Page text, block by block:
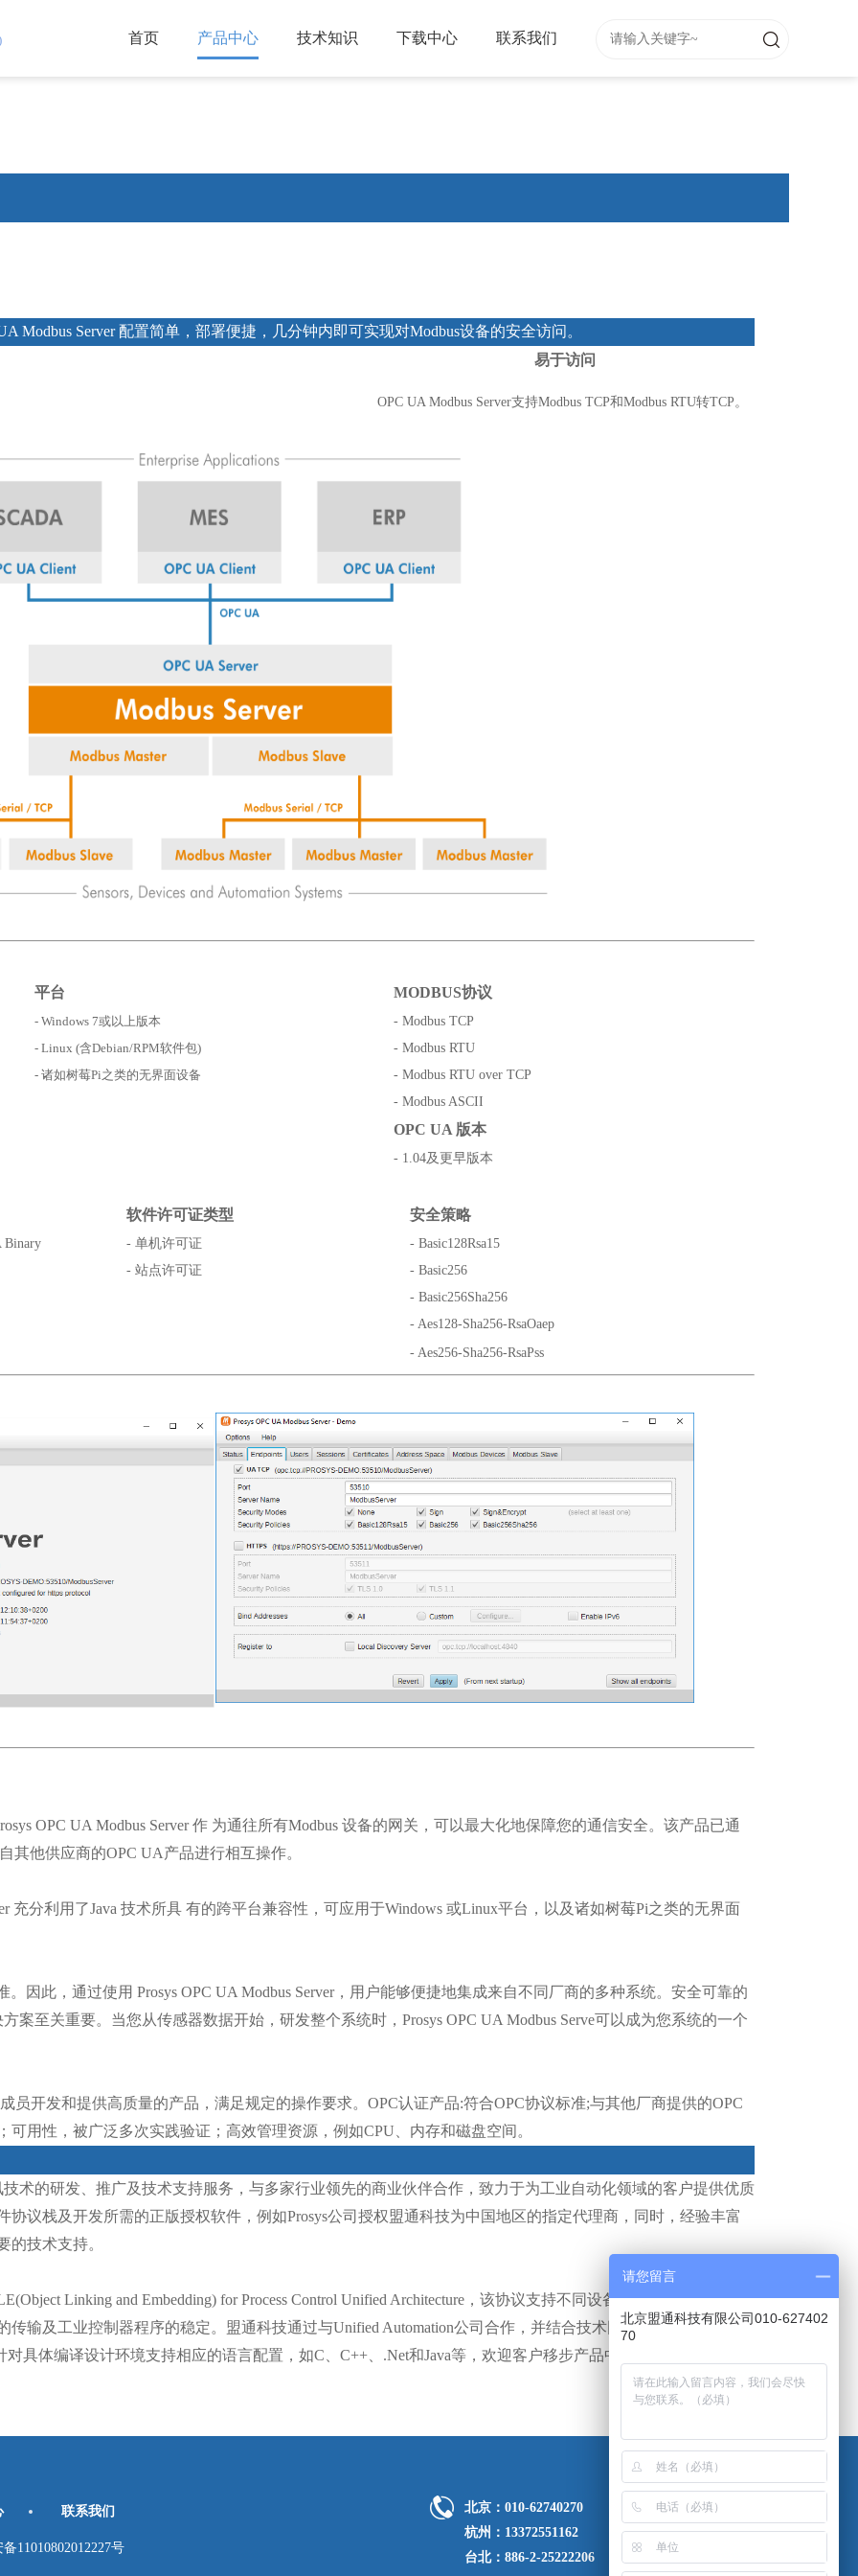
首页 产品中心 技术知识 下载中心 联系我们
Modbus Server 配置简单，部署便捷，几分钟内即可实现对Modbus设备的安全访问。
易于访问
OPC UA Modbus Server支持Modbus TCP和Modbus RTU转TCP。
平台 MODBUS协议
- Windows 7或以上版本
- Linux (含Debian/RPM软件包)
- 诸如树莓Pi之类的无界面设备
- Modbus TCP
- Modbus RTU
- Modbus RTU over TCP
- Modbus ASCII
OPC UA 版本
- 1.04及更早版本
软件许可证类型 安全策略
Binary
- 单机许可证
- 站点许可证
- Basic128Rsa15
- Basic256
- Basic256Sha256
- Aes128-Sha256-RsaOaep
- Aes256-Sha256-RsaPss
OPC UA Modbus Server 作 为通往所有Modbus 设备的网关，可以最大化地保障您的通信安全。该产品已通
其他供应商的OPC UA产品进行相互操作。
充分利用了Java 技术所具 有的跨平台兼容性，可应用于Windows 或Linux平台，以及诸如树莓Pi之类的无界面
因此，通过使用 Prosys OPC UA Modbus Server，用户能够便捷地集成来自不同厂商的多种系统。安全可靠的
案至关重要。当您从传感器数据开始，研发整个系统时，Prosys OPC UA Modbus Serve可以成为您系统的一个
开发和提供高质量的产品，满足规定的操作要求。OPC认证产品:符合OPC协议标准;与其他厂商提供的OPC
用性，被广泛多次实践验证；高效管理资源，例如CPU、内存和磁盘空间。
的研发、推广及技术支持服务，与多家行业领先的商业伙伴合作，致力于为工业自动化领域的客户提供优质
议栈及开发所需的正版授权软件，例如Prosys公司授权盟通科技为中国地区的指定代理商，同时，经验丰富
的技术支持。
Linking and Embedding) for Process Control Unified Architecture，该协议支持不同设备之间的通信，让工
输及工业控制器程序的稳定。盟通科技通过与Unified Automation公司合作，并结合技术团队多年的本土落地
具体编译设计环境支持相应的语言配置，如C、C++、.Net和Java等，欢迎客户移步产品中心了解相关信息或
北京：010-62740270
杭州：13372551162
台北：886-2-25222206
联系我们
11010802012227号
请您留言
北京盟通科技有限公司010-627402
70